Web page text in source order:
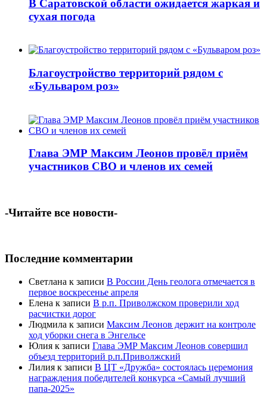
В Саратовской области ожидается жаркая и
сухая погода
Благоустройство территорий рядом с
«Бульваром роз»
Глава ЭМР Максим Леонов провёл приём
участников СВО и членов их семей
-Читайте все новости-
Последние комментарии
Светлана к записи В России День геолога отмечается в
первое воскресенье апреля
Елена к записи В р.п. Приволжском проверили ход
расчистки дорог
Людмила к записи Максим Леонов держит на контроле
ход уборки снега в Энгельсе
Юлия к записи Глава ЭМР Максим Леонов совершил
объезд территорий р.п.Приволжский
Лилия к записи В ЦТ «Дружба» состоялась церемония
награждения победителей конкурса «Самый лучший
папа-2025»